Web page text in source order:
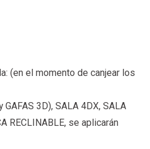
(en el momento de canjear los
3D), SALA 4DX, SALA
RECLINABLE, se aplicarán